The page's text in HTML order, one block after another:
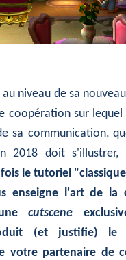
niveau de sa
coopération sur
sa communication,
2018 doit
le tutoriel
enseigne l'art de la
unecutscene
(et justifie) le
votre partenaire de